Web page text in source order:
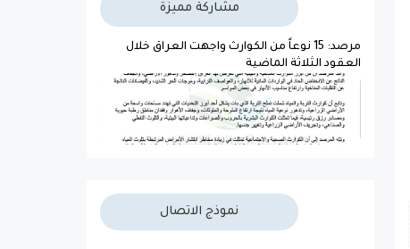
مشاركة مميزة
مرصد: 15 نوعاً من الكوارث واجهت العراق خلال
العقود الثلاثة الماضية
نموذج الاتصال